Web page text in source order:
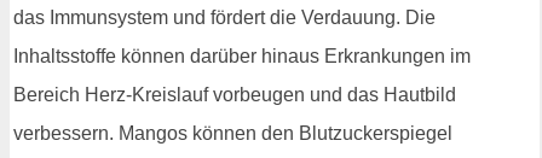
das Immunsystem und fördert die Verdauung. Die
Inhaltsstoffe können darüber hinaus Erkrankungen im
Bereich Herz-Kreislauf vorbeugen und das Hautbild
verbessern. Mangos können den Blutzuckerspiegel